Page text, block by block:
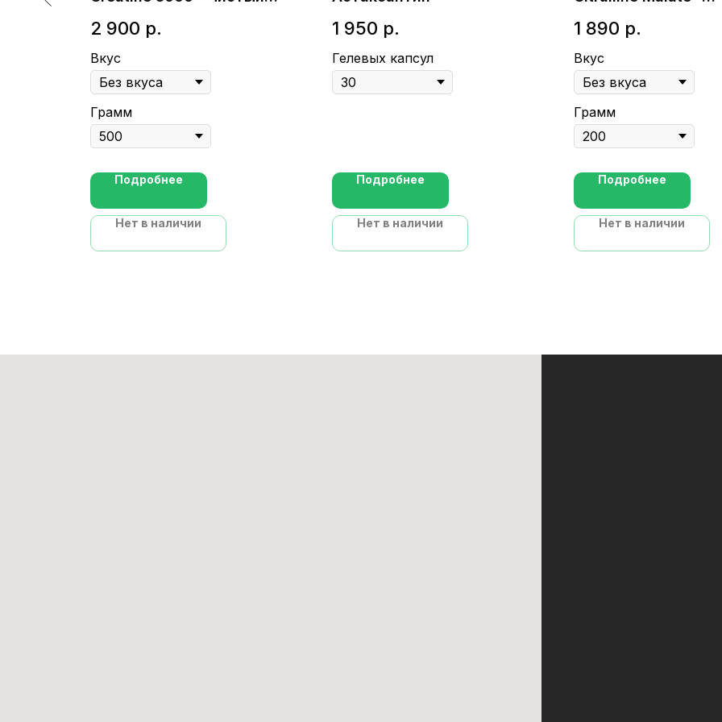
2 900 р.
Вкус
Грамм
Подробнее
Нет в наличии
1 950 р.
Гелевых капсул
Подробнее
Нет в наличии
вкуса / 200
1 890 р.
Вкус
Грамм
Подробнее
Нет в наличии